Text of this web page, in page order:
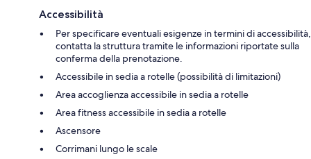
Accessibilità
Per specificare eventuali esigenze in termini di accessibilità,
contatta la struttura tramite le informazioni riportate sulla
conferma della prenotazione.
Accessibile in sedia a rotelle (possibilità di limitazioni)
Area accoglienza accessibile in sedia a rotelle
Area fitness accessibile in sedia a rotelle
Ascensore
Corrimani lungo le scale